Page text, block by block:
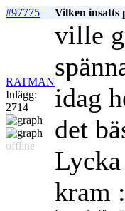
#97775
Vilken insatts
RATMAN
Inlägg:
2714
offline
ville
idag
det
kram